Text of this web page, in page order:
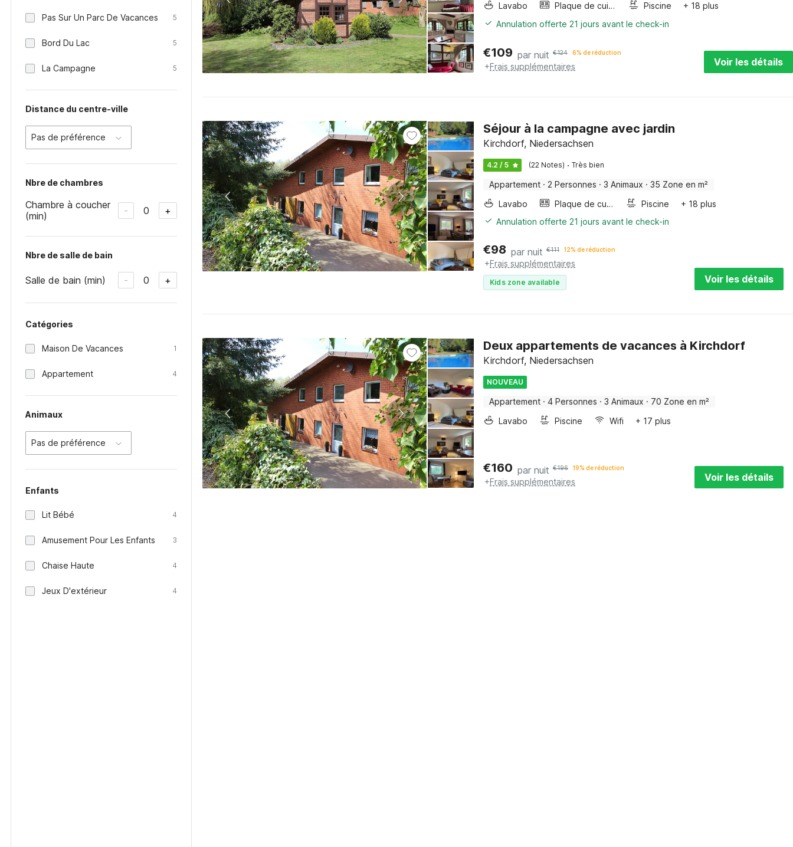
Pas Sur Un Parc De Vacances 5
Bord Du Lac 5
La Campagne 5
Distance du centre-ville
Pas de préférence
Nbre de chambres
Chambre à coucher
(min)
- 0 +
Nbre de salle de bain
Salle de bain (min) - 0 +
Catégories
Maison De Vacances 1
Appartement 4
Animaux
Pas de préférence
Enfants
Lit Bébé 4
Amusement Pour Les Enfants 3
Chaise Haute 4
Jeux D'extérieur 4
Lavabo
Plaque de cuisson Piscine
+ 18 plus
Annulation offerte 21 jours avant le check-in
€109 par nuit €124 6% de réduction
+Frais supplémentaires Voir les détails
Séjour à la campagne avec jardin
Kirchdorf, Niedersachsen
4.2 / 5 (22 Notes) · Très bien
Appartement · 2 Personnes · 3 Animaux · 35 Zone en m²
Lavabo
Plaque de cuisson Piscine
+ 18 plus
Annulation offerte 21 jours avant le check-in
€98 par nuit €111 12% de réduction
+Frais supplémentaires
Kids zone available Voir les détails
Deux appartements de vacances à Kirchdorf
Kirchdorf, Niedersachsen
NOUVEAU
Appartement · 4 Personnes · 3 Animaux · 70 Zone en m²
Lavabo
Piscine Wifi + 17 plus
€160 par nuit €196 19% de réduction
+Frais supplémentaires Voir les détails